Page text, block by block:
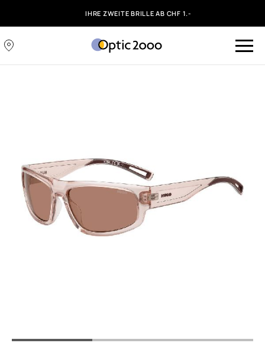
IHRE ZWEITE BRILLE AB CHF 1.-